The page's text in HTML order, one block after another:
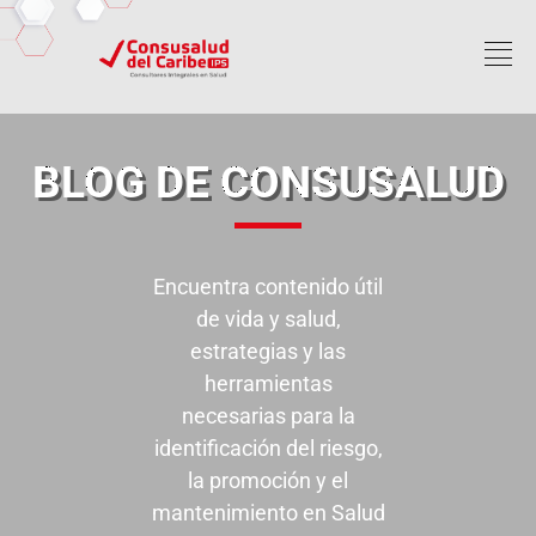
BLOG DE CONSUSALUD
Encuentra contenido útil
de vida y salud,
estrategias y las
herramientas
necesarias para la
identificación del riesgo,
la promoción y el
mantenimiento en Salud